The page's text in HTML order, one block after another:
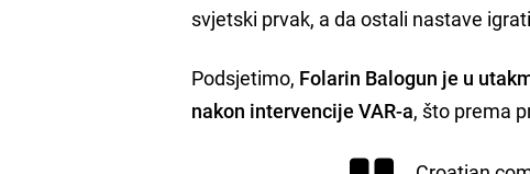
svjetski prvak, a da ostali nastave
Podsjetimo, Folarin Balogun je u
nakon intervencije VAR-a, što prema